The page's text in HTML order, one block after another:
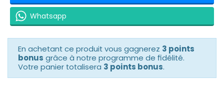
Whatsapp
En achetant ce produit vous gagnerez 3 points
bonus grâce à notre programme de fidélité.
Votre panier totalisera 3 points bonus.